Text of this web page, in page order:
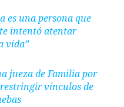
es una persona que
intentó atentar
vida”
jueza de Familia por
vínculos de